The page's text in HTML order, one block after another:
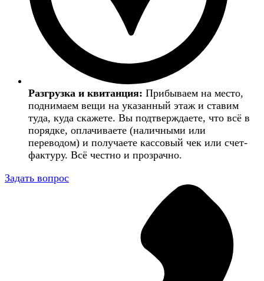
Разгрузка и квитанция: Прибываем на место,
поднимаем вещи на указанный этаж и ставим
туда, куда скажете. Вы подтверждаете, что всё в
порядке, оплачиваете (наличными или
переводом) и получаете кассовый чек или счет-
фактуру. Всё честно и прозрачно.
Задать вопрос